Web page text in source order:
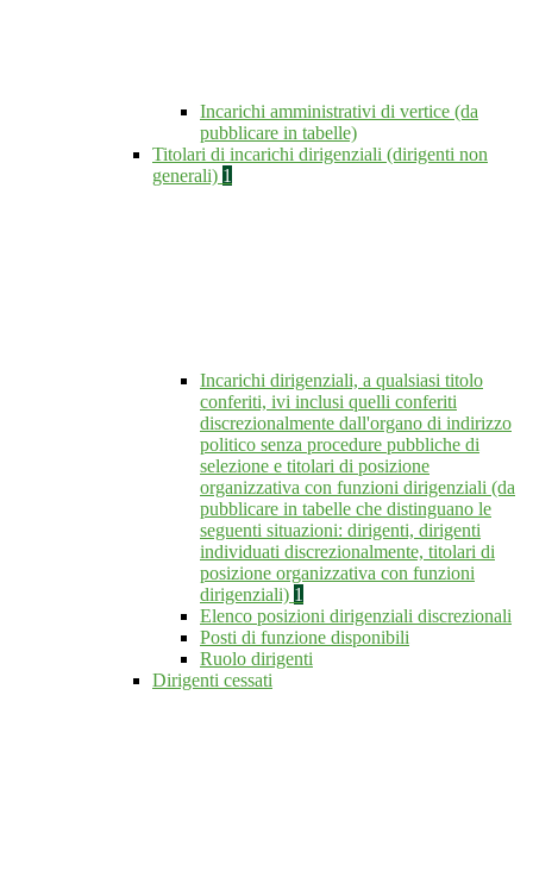
Incarichi amministrativi di vertice (da
pubblicare in tabelle)
Titolari di incarichi dirigenziali (dirigenti non
generali) 1
Incarichi dirigenziali, a qualsiasi titolo
conferiti, ivi inclusi quelli conferiti
discrezionalmente dall'organo di indirizzo
politico senza procedure pubbliche di
selezione e titolari di posizione
organizzativa con funzioni dirigenziali (da
pubblicare in tabelle che distinguano le
seguenti situazioni: dirigenti, dirigenti
individuati discrezionalmente, titolari di
posizione organizzativa con funzioni
dirigenziali) 1
Elenco posizioni dirigenziali discrezionali
Posti di funzione disponibili
Ruolo dirigenti
Dirigenti cessati